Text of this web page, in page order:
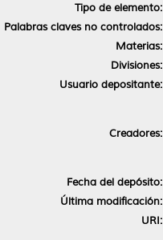
Tipo de elemento:
Palabras claves no controlados:
Materias:
Divisiones:
Usuario depositante:
Creadores:
Fecha del depósito:
Última modificación:
URI: